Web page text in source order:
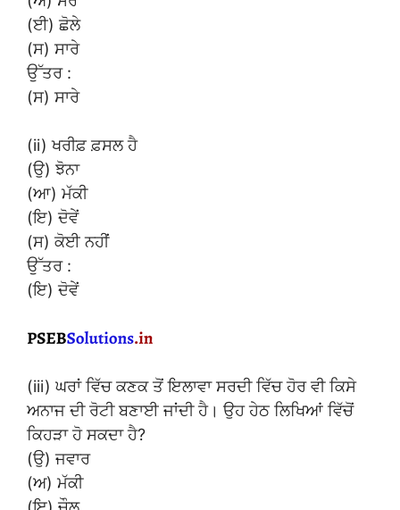
(ਈ) ਛੋਲੇ
(ਸ) ਸਾਰੇ
ਉੱਤਰ :
(ਸ) ਸਾਰੇ
(ii) ਖਰੀਫ਼ ਫ਼ਸਲ ਹੈ
(ਉ) ਝੋਨਾ
(ਆ) ਮੱਕੀ
(ਇ) ਦੋਵੇਂ
(ਸ) ਕੋਈ ਨਹੀਂ
ਉੱਤਰ :
(ਇ) ਦੋਵੇਂ
(iii) ਘਰਾਂ ਵਿੱਚ ਕਣਕ ਤੋਂ ਇਲਾਵਾ ਸਰਦੀ ਵਿੱਚ ਹੋਰ ਵੀ ਕਿਸੇ
ਅਨਾਜ ਦੀ ਰੋਟੀ ਬਣਾਈ ਜਾਂਦੀ ਹੈ। ਉਹ ਹੇਠ ਲਿਖਿਆਂ ਵਿੱਚੋਂ
ਕਿਹੜਾ ਹੋ ਸਕਦਾ ਹੈ?
(ਉ) ਜਵਾਰ
(ਅ) ਮੱਕੀ